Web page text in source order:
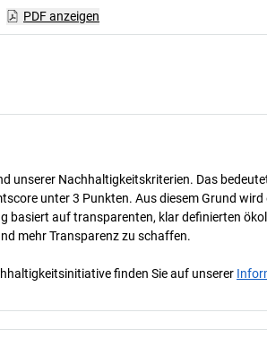
PDF anzeigen
unserer Nachhaltigkeitskriterien. Das
unter 3 Punkten. Aus diesem Grund
basiert auf transparenten, klar definierten
mehr Transparenz zu schaffen.
finden Sie auf unserer